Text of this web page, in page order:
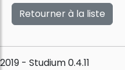
Retourner à la liste
2019 - Studium 0.4.11